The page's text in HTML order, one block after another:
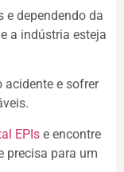
e dependendo da
a indústria esteja
acidente e sofrer
EPIs e encontre
precisa para um